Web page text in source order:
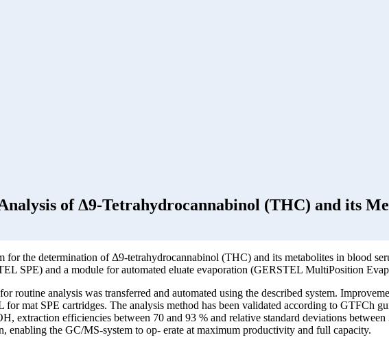
of Δ9-Tetrahydrocannabinol (THC) and its
for the determination of Δ9-tetrahydrocannabinol (THC) and its metabolites in blood
SPE) and a module for automated eluate evaporation (GERSTEL MultiPosition
routine analysis was transferred and automated using the described system.
for mat SPE cartridges. The analysis method has been validated according to GTFCh
efficiencies between 70 and 93 % and relative standard deviations
enabling the GC/MS-system to op- erate at maximum productivity and full capacity.